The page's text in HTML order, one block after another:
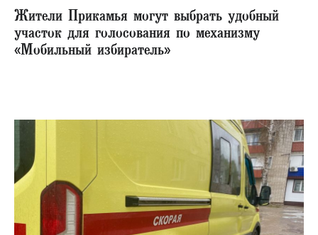
Жители Прикамья могут выбрать удобный
участок для голосования по механизму
«Мобильный избиратель»